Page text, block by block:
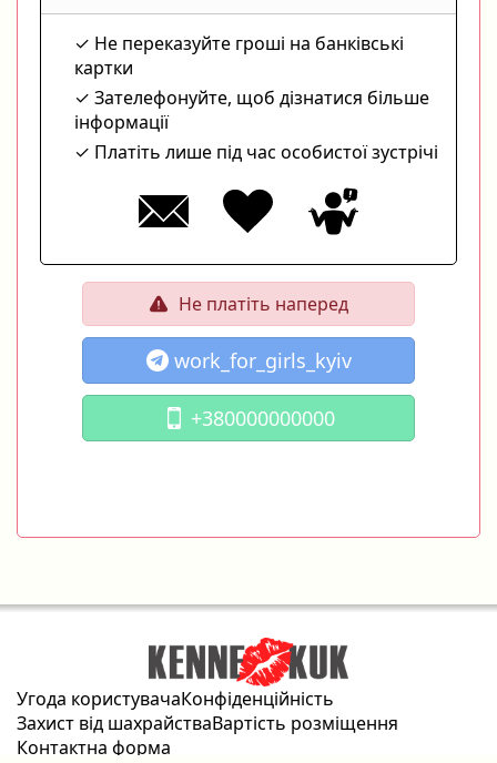
Не переказуйте гроші на банківські
картки
Зателефонуйте, щоб дізнатися більше
інформації
Платіть лише під час особистої зустрічі
Не платіть наперед
work_for_girls_kyiv
+380000000000
Угода користувачаКонфіденційність
Захист від шахрайстваВартість розміщення
Контактна форма